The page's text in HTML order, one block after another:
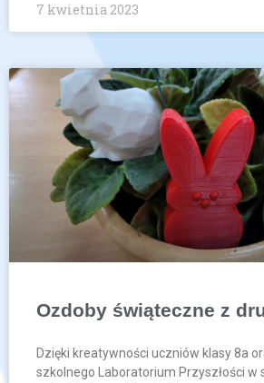
7 kwietnia 2023
Ozdoby świąteczne z
Dzięki kreatywności uczniów klasy 8a
szkolnego Laboratorium Przyszłości